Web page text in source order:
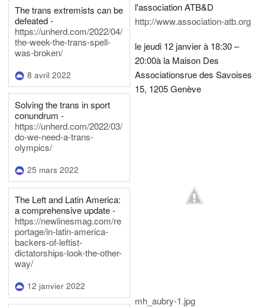
The trans extremists can be
defeated -
https://unherd.com/2022/04/
the-week-the-trans-spell-
was-broken/
8 avril 2022
Solving the trans in sport
conundrum -
https://unherd.com/2022/03/
do-we-need-a-trans-
olympics/
25 mars 2022
The Left and Latin America:
a comprehensive update -
https://newlinesmag.com/re
portage/in-latin-america-
backers-of-leftist-
dictatorships-look-the-other-
way/
12 janvier 2022
l'association ATB&D
http://www.association-atb.org
le jeudi 12 janvier à 18:30 –
20:00à la Maison Des
Associationsrue des Savoises
15, 1205 Genève
mh_aubry-1.jpg